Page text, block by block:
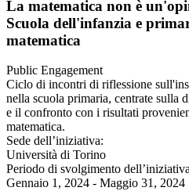
La matematica non è
Scuola dell'infanzia e
matematica
Public Engagement
Ciclo di incontri di riflessione
nella scuola primaria, centrate sulla
e il confronto con i risultati
matematica.
Sede dell’iniziativa:
Università di Torino
Periodo di svolgimento
Gennaio 1, 2024 - Maggio 31, 2024